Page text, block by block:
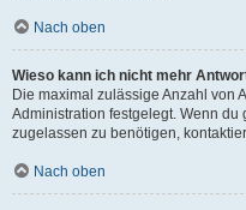
Nach oben
Wieso kann ich nicht mehr
Die maximal zulässige Anzahl von
Administration festgelegt. Wenn
zugelassen zu benötigen,
Nach oben